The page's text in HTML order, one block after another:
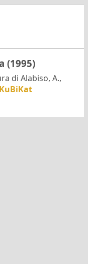
(1995)
di Alabiso, A.,
KuBiKat